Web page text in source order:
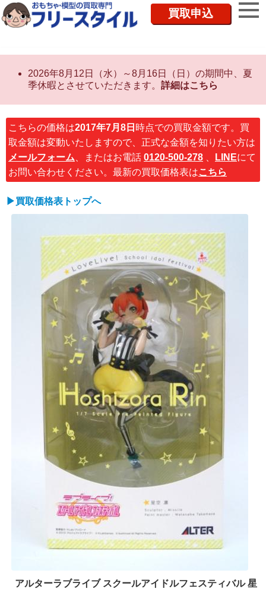
買取申込
2026年8月12日（水）～8月16日（日）の期間中、夏
季休暇とさせていただきます。 詳細はこちら
こちらの価格は2017年7月8日 時点での買取金額です。買
取金額は変動いたしますので、正式な金額を知りたい方は
メールフォーム 、またはお電話 0120-500-278 LINEにて
お問い合わせください。最新の買取価格表はこちら
▶買取価格表トップへ
アルターラブライブ スクールアイドルフェスティバル 星